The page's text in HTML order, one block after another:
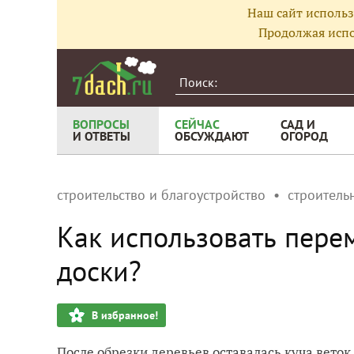
Наш сайт
Продолжая
ВОПРОСЫ
И ОТВЕТЫ
СЕЙЧАС
ОБСУЖДАЮТ
САД И
ОГОРОД
строительство и благоустройство
Как использовать
доски?
В избранное!